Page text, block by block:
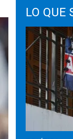
LO QUE